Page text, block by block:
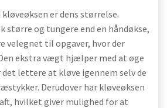
kløveøksen er dens størrelse.
større og tungere end en håndøkse,
velegnet til opgaver, hvor der
ekstra vægt hjælper med at øge
lettere at kløve igennem selv de
Derudover har kløveøksen
hvilket giver mulighed for at